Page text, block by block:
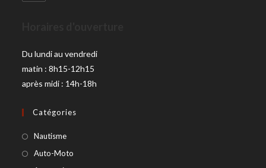
Du lundi au vendredi
matin : 8h15-12h15
après midi : 14h-18h
Catégories
Nautisme
Auto-Moto